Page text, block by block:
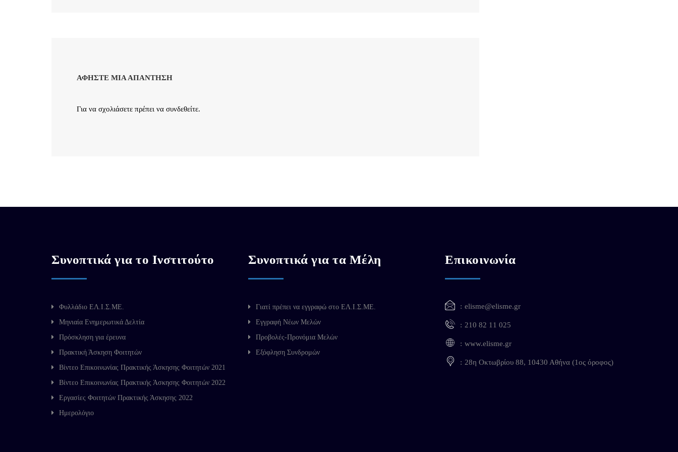
ΑΦΉΣΤΕ ΜΙΑ ΑΠΆΝΤΗΣΗ
Για να σχολιάσετε πρέπει να συνδεθείτε.
Συνοπτικά για το Ινστιτούτο
Φυλλάδιο ΕΛ.Ι.Σ.ΜΕ.
Μηνιαία Ενημερωτικά Δελτία
Πρόσκληση για έρευνα
Πρακτική Άσκηση Φοιτητών
Βίντεο Επικοινωνίας Πρακτικής Άσκησης Φοιτητών 2021
Βίντεο Επικοινωνίας Πρακτικής Άσκησης Φοιτητών 2022
Εργασίες Φοιτητών Πρακτικής Άσκησης 2022
Ημερολόγιο
Συνοπτικά για τα Μέλη
Γιατί πρέπει να εγγραφώ στο ΕΛ.Ι.Σ.ΜΕ.
Εγγραφή Νέων Μελών
Προβολές-Προνόμια Μελών
Εξόφληση Συνδρομών
Επικοινωνία
elisme@elisme.gr
210 82 11 025
www.elisme.gr
28η Οκτωβρίου 88, 10430 Αθήνα (1ος όροφος)